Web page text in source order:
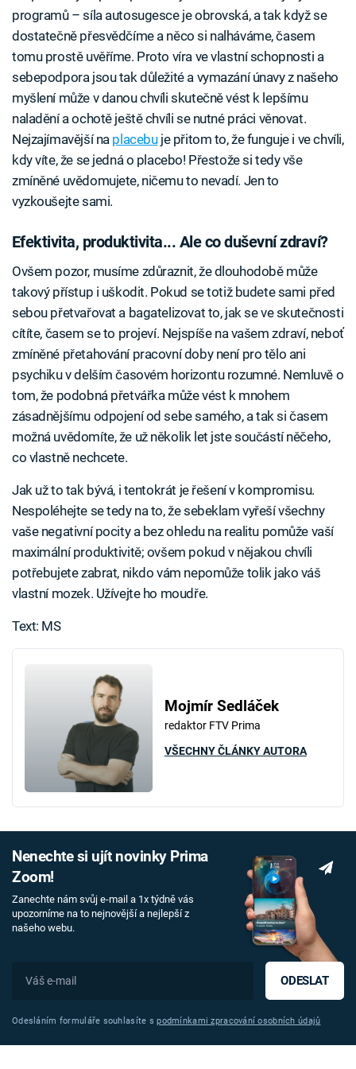
programů – síla autosugesce je obrovská, a tak když se
dostatečně přesvědčíme a něco si nalháváme, časem
tomu prostě uvěříme. Proto víra ve vlastní schopnosti a
sebepodpora jsou tak důležité a vymazání únavy z našeho
myšlení může v danou chvíli skutečně vést k lepšímu
naladění a ochotě ještě chvíli se nutné práci věnovat.
Nejzajímavější na placebuje přitom to, že funguje i ve chvíli,
kdy víte, že se jedná o placebo! Přestože si tedy vše
zmíněné uvědomujete, ničemu to nevadí. Jen to
vyzkoušejte sami.
Efektivita, produktivita... Ale co duševní zdraví?
Ovšem pozor, musíme zdůraznit, že dlouhodobě může
takový přístup i uškodit. Pokud se totiž budete sami před
sebou přetvařovat a bagatelizovat to, jak se ve skutečnosti
cítíte, časem se to projeví. Nejspíše na vašem zdraví, neboť
zmíněné přetahování pracovní doby není pro tělo ani
psychiku v delším časovém horizontu rozumné. Nemluvě o
tom, že podobná přetvářka může vést k mnohem
zásadnějšímu odpojení od sebe samého, a tak si časem
možná uvědomíte, že už několik let jste součástí něčeho,
co vlastně nechcete.
Jak už to tak bývá, i tentokrát je řešení v kompromisu.
Nespoléhejte se tedy na to, že sebeklam vyřeší všechny
vaše negativní pocity a bez ohledu na realitu pomůže vaší
maximální produktivitě; ovšem pokud v nějakou chvíli
potřebujete zabrat, nikdo vám nepomůže tolik jako váš
vlastní mozek. Užívejte ho moudře.
Text: MS
Mojmír Sedláček
redaktor FTV Prima
VŠECHNY ČLÁNKY AUTORA
Nenechte si ujít novinky Prima
Zoom!
Zanechte nám svůj e-mail a 1x týdně vás
upozorníme na to nejnovější a nejlepší z
našeho webu.
ODESLAT
Odesláním formuláře souhlasíte spodmínkami zpracování osobních údajů